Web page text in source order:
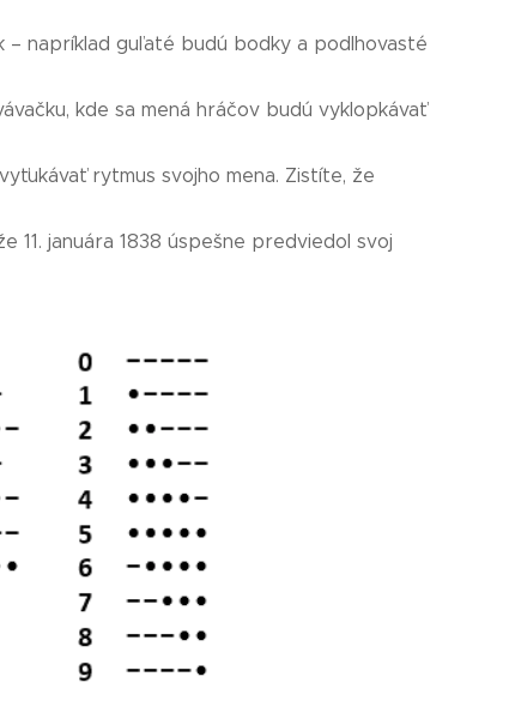
napríklad guľaté budú bodky a podlhovasté
kde sa mená hráčov budú vyklopkávať
rytmus svojho mena. Zistíte, že
11. januára 1838 úspešne predviedol svoj